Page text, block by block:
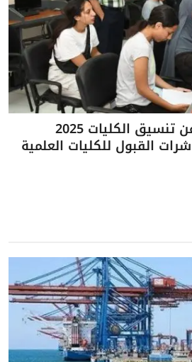
كل ما تريد معرفته عن تنسيق الكليات 2025
القبول للكليات العلمية